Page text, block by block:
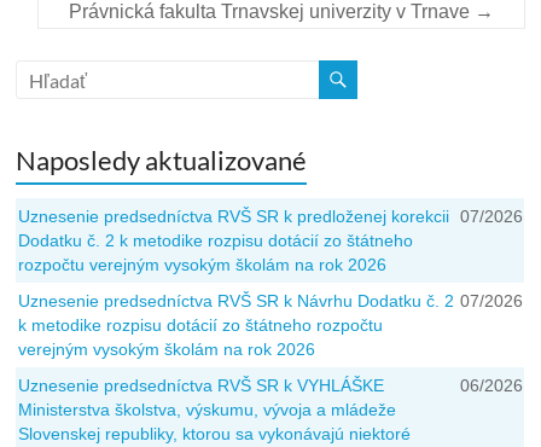
Právnická fakulta Trnavskej univerzity v Trnave →
Naposledy aktualizované
Uznesenie predsedníctva RVŠ SR k predloženej korekcii
Dodatku č. 2 k metodike rozpisu dotácií zo štátneho
rozpočtu verejným vysokým školám na rok 2026
07/2026
Uznesenie predsedníctva RVŠ SR k Návrhu Dodatku č. 2
k metodike rozpisu dotácií zo štátneho rozpočtu
verejným vysokým školám na rok 2026
07/2026
Uznesenie predsedníctva RVŠ SR k VYHLÁŠKE
Ministerstva školstva, výskumu, vývoja a mládeže
Slovenskej republiky, ktorou sa vykonávajú niektoré
06/2026